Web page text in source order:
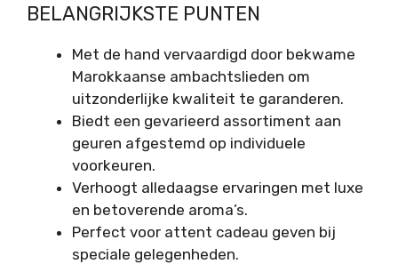
BELANGRIJKSTE PUNTEN
Met de hand vervaardigd door bekwame
Marokkaanse ambachtslieden om
uitzonderlijke kwaliteit te garanderen.
Biedt een gevarieerd assortiment aan
geuren afgestemd op individuele
voorkeuren.
Verhoogt alledaagse ervaringen met luxe
en betoverende aroma’s.
Perfect voor attent cadeau geven bij
speciale gelegenheden.